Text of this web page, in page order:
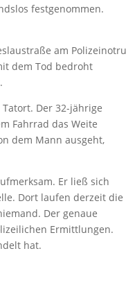
festgenommen.
am
dem Tod bedroht
Der 32-jährige
Fahrrad das Weite
dem Mann ausgeht,
Er ließ sich
Dort laufen derzeit die
Der genaue
Ermittlungen.
hat.